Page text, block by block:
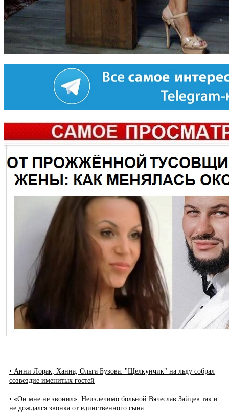
• Анни Лорак, Ханна, Ольга Бузова: "Щелкунчик" на льду собрал
созвездие именитых гостей
• «Он мне не звонил»: Неизлечимо больной Вячеслав Зайцев так и
не дождался звонка от единственного сына